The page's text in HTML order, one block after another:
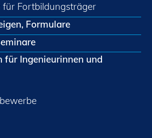
für Fortbildungsträger
Formulare
für Ingenieurinnen und